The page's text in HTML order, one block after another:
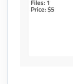
Dijital Kitaplar